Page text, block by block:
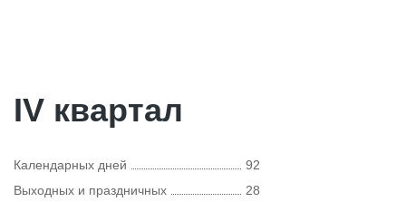
IV квартал
Календарных дней
92
Выходных и праздничных
28